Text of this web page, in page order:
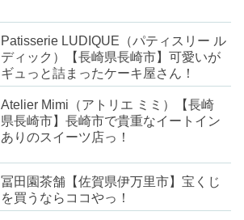
Patisserie LUDIQUE（パティスリー ル
ディック）【長崎県長崎市】可愛いが
ギュっと詰まったケーキ屋さん！
Atelier Mimi（アトリエ ミミ）【長崎
県長崎市】長崎市で貴重なイートイン
ありのスイーツ店っ！
冨田園茶舗【佐賀県伊万里市】宝くじ
を買うならココやっ！